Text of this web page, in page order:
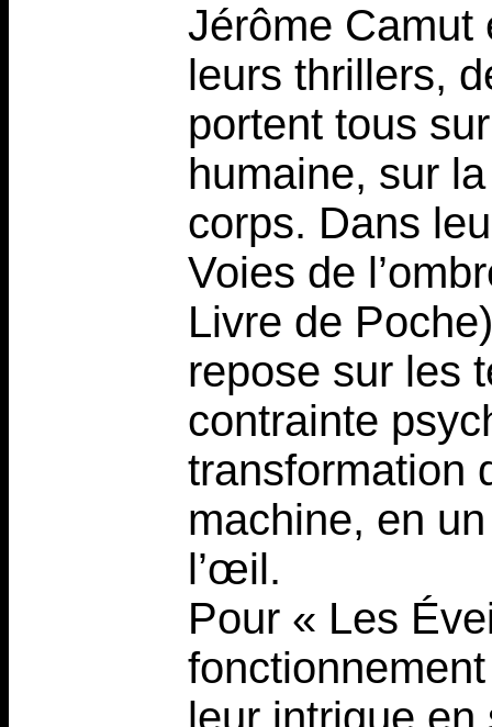
Jérôme Camut
leurs thrillers,
portent tous
humaine, sur
corps. Dans
Voies de
Livre de
repose sur les
contrainte
transformation
machine, en
l’œil.
Pour « Les
leur intrigue